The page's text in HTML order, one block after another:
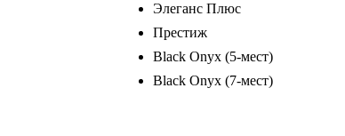
Элеганс Плюс
Престиж
Black Onyx (5-мест)
Black Onyx (7-мест)